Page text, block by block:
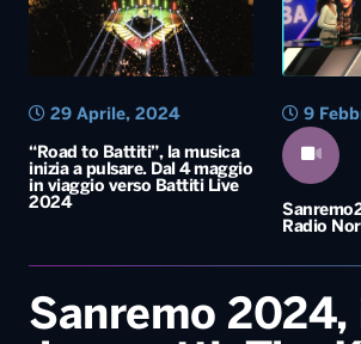
“Road to Battiti”, la musica
inizia a pulsare. Dal 4 maggio
in viaggio verso Battiti Live
2024
29 Aprile, 2024
Radio
9
Sanremo 2024,